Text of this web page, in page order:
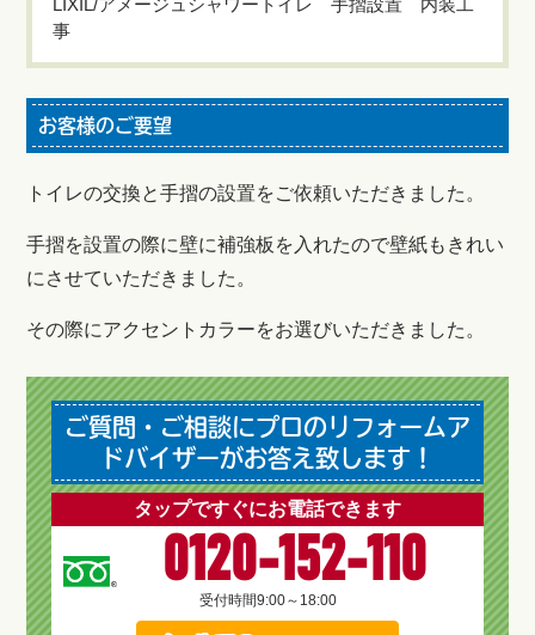
LIXIL/アメージュシャワートイレ 手摺設置 内装工
事
お客様のご要望
トイレの交換と手摺の設置をご依頼いただきました。
手摺を設置の際に壁に補強板を入れたので壁紙もきれい
にさせていただきました。
その際にアクセントカラーをお選びいただきました。
ご質問・ご相談にプロのリフォームア
ドバイザーがお答え致します！
タップですぐにお電話できます
0120-152-110
受付時間9:00～18:00